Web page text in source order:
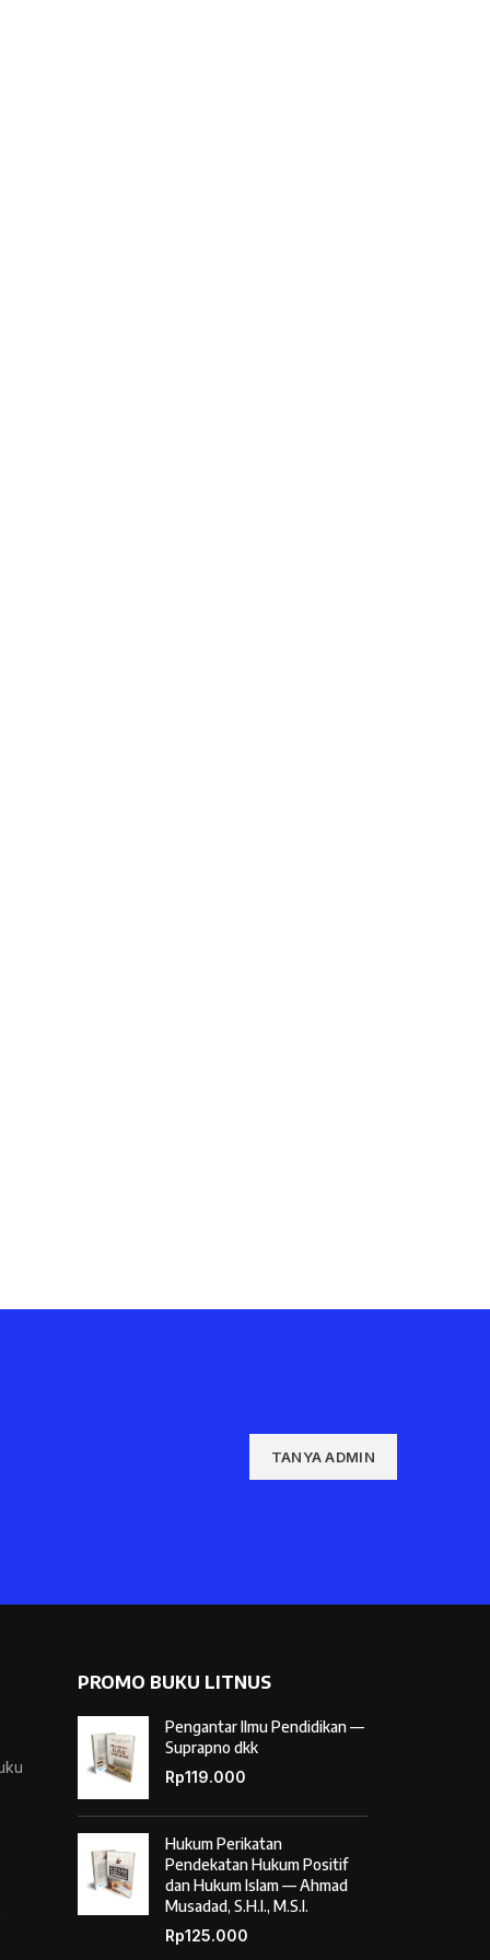
TANYA ADMIN
PROMO BUKU LITNUS
Pengantar Ilmu Pendidikan —
Suprapno dkk
Rp119.000
Hukum Perikatan
Pendekatan Hukum Positif
dan Hukum Islam — Ahmad
Musadad, S.H.I., M.S.I.
Rp125.000